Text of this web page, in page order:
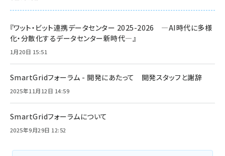
『ワット・ビット連携データセンター 2025-2026 ―AI時代に多様
化・分散化するデータセンター新時代―』
1月20日 15:51
SmartGridフォーラム - 開発にあたって 開発スタッフと謝辞
2025年11月12日 14:59
SmartGridフォーラムについて
2025年9月29日 12:52